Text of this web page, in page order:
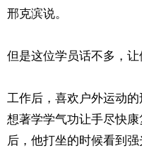
邢克滨说。
但是这位学员话不多，让
工作后，喜欢户外运动
想著学学气功让手尽快
后，他打坐的时候看到